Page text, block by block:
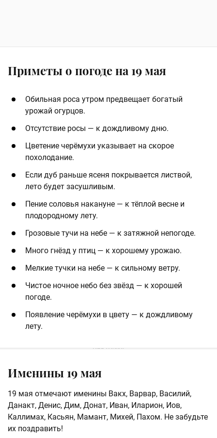
Приметы о погоде на 19 мая
Обильная роса утром предвещает богатый
урожай огурцов.
Отсутствие росы — к дождливому дню.
Цветение черёмухи указывает на скорое
похолодание.
Если дуб раньше ясеня покрывается листвой,
лето будет засушливым.
Пение соловья накануне — к тёплой весне и
плодородному лету.
Грозовые тучи на небе — к затяжной непогоде.
Много гнёзд у птиц — к хорошему урожаю.
Мелкие тучки на небе — к сильному ветру.
Чистое ночное небо без звёзд — к хорошей
погоде.
Появление черёмухи в цвету — к дождливому
лету.
Именины 19 мая
19 мая отмечают именины Вакх, Варвар, Василий,
Данакт, Денис, Дим, Донат, Иван, Иларион, Иов,
Каллимах, Касьян, Мамант, Михей, Пахом. Не забудьте
их поздравить!